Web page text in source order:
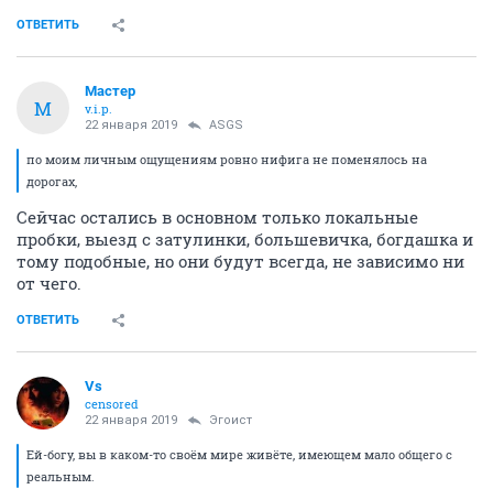
ОТВЕТИТЬ
М
Мастер
v.i.p.
22 января 2019 ASGS
по моим личным ощущениям ровно нифига не поменялось на
дорогах,
Сейчас остались в основном только локальные
пробки, выезд с затулинки, большевичка, богдашка и
тому подобные, но они будут всегда, не зависимо ни
от чего.
ОТВЕТИТЬ
Vs
censored
22 января 2019 Эгоист
Ей-богу, вы в каком-то своём мире живёте, имеющем мало общего с
реальным.